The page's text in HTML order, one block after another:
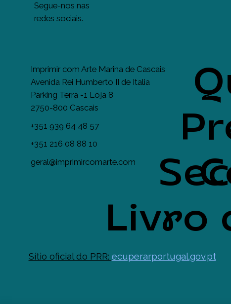
Segue-nos nas
redes sociais.
Imprimir com Arte Marina de Cascais
Avenida Rei Humberto II de Italia
Parking Terra -1 Loja 8
2750-800 Cascais
+351 939 64 48 57
+351 216 08 88 10
geral@imprimircomarte.com
Livro
Sítio oficial do PRR: ecuperarportugal.gov.pt